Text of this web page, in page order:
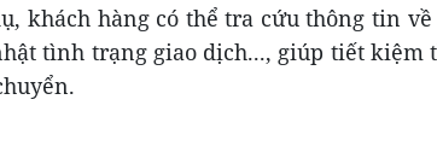
khách hàng có thể tra cứu thông tin
tình trạng giao dịch..., giúp tiết kiệm